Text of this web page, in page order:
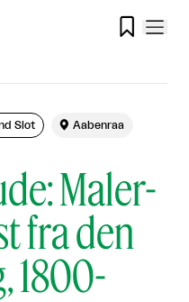

Maler-
fra den
1800-
Slot  Aabenraa